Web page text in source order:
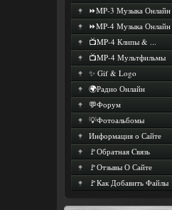
⏩MP-3 Музыка Онлайн
⏩MP-4 Музыка Онлайн
📺MP-4 Клипы & ...
📺MP-4 Мультфильмы
✨ Gif & Logo
🌍Радио Онлайн
💬Форум
💡Фотоальбомы
Информация о Сайте
🚩Обратная Cвязь
🚩Отзывы О Сайте
🚩Как Добавить Файлы